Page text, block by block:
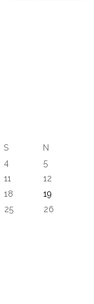
S
N
4
5
11
12
18
19
25
26